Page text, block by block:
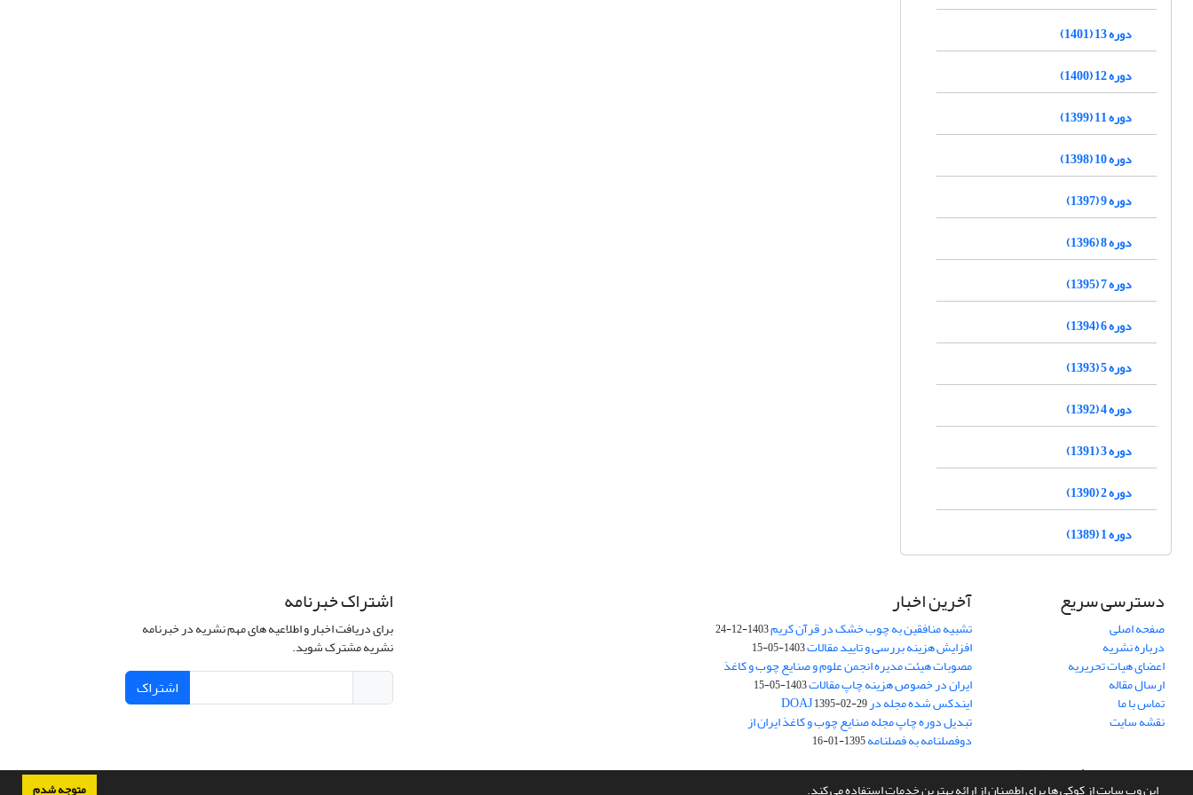
متوجه شدم
دوره 13 (1401)
دوره 12 (1400)
دوره 11 (1399)
دوره 10 (1398)
دوره 9 (1397)
دوره 8 (1396)
دوره 7 (1395)
دوره 6 (1394)
دوره 5 (1393)
دوره 4 (1392)
دوره 3 (1391)
دوره 2 (1390)
دوره 1 (1389)
دسترسی سریع
صفحه اصلی
درباره نشریه
اعضای هیات تحریریه
ارسال مقاله
تماس با ما
نقشه سایت
آخرین اخبار
تشبیه منافقین به چوب خشک در قرآن کریم1403-12-24
افزایش هزینه بررسی و تایید مقالات1403-05-15
مصوبات هیئت مدیره انجمن علوم و صنایع چوب و کاغذ
ایران در خصوص هزینه چاپ مقالات1403-05-15
ایندکس شده مجله در DOAJ1395-02-29
تبدیل دوره چاپ مجله صنایع چوب و کاغذ ایران از
دوفصلنامه به فصلنامه1395-01-16
اشتراک خبرنامه
برای دریافت اخبار و اطلاعیه های مهم نشریه در خبرنامه
نشریه مشترک شوید.
اشتراک
سامانه مدیریت نشریات علمی.طراحی و پیاده سازی ازسیناوب